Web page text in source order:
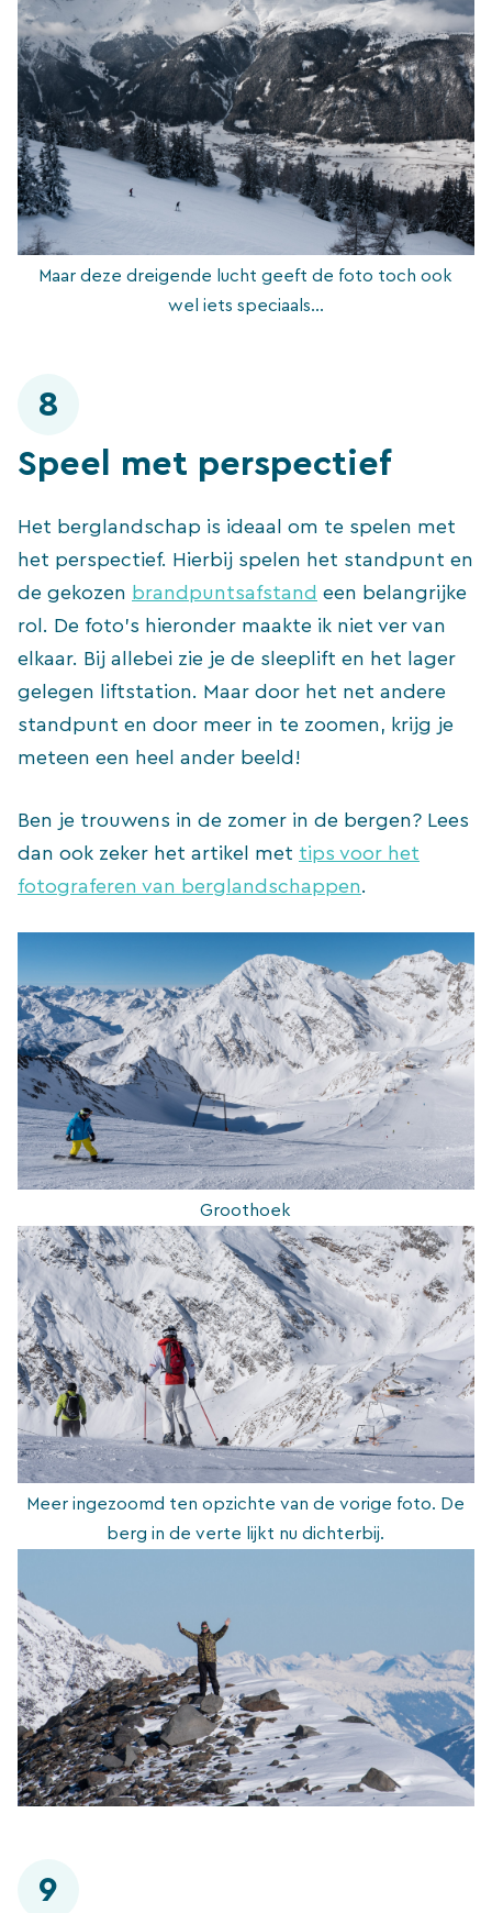
Maar deze dreigende lucht geeft de foto toch ook
wel iets speciaals…
8
Speel met perspectief
Het berglandschap is ideaal om te spelen met
het perspectief. Hierbij spelen het standpunt en
de gekozen brandpuntsafstand een belangrijke
rol. De foto’s hieronder maakte ik niet ver van
elkaar. Bij allebei zie je de sleeplift en het lager
gelegen liftstation. Maar door het net andere
standpunt en door meer in te zoomen, krijg je
meteen een heel ander beeld!
Ben je trouwens in de zomer in de bergen? Lees
dan ook zeker het artikel met tips voor het
fotograferen van berglandschappen.
Groothoek
Meer ingezoomd ten opzichte van de vorige foto. De
berg in de verte lijkt nu dichterbij.
9